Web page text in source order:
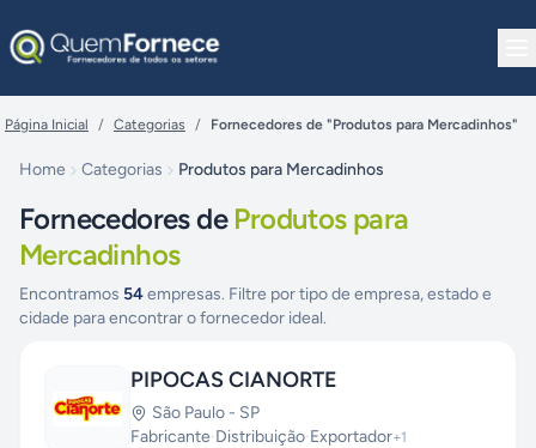
Página Inicial / Categorias / Fornecedores de "Produtos para Mercadinhos"
Home Categorias Produtos para Mercadinhos
Fornecedores de Produtos para
Mercadinhos
Encontramos 54empresas. Filtre por tipo de empresa, estado e
cidade para encontrar o fornecedor ideal.
PIPOCAS CIANORTE
São Paulo - SP
Fabricante·Distribuição·Exportador+1